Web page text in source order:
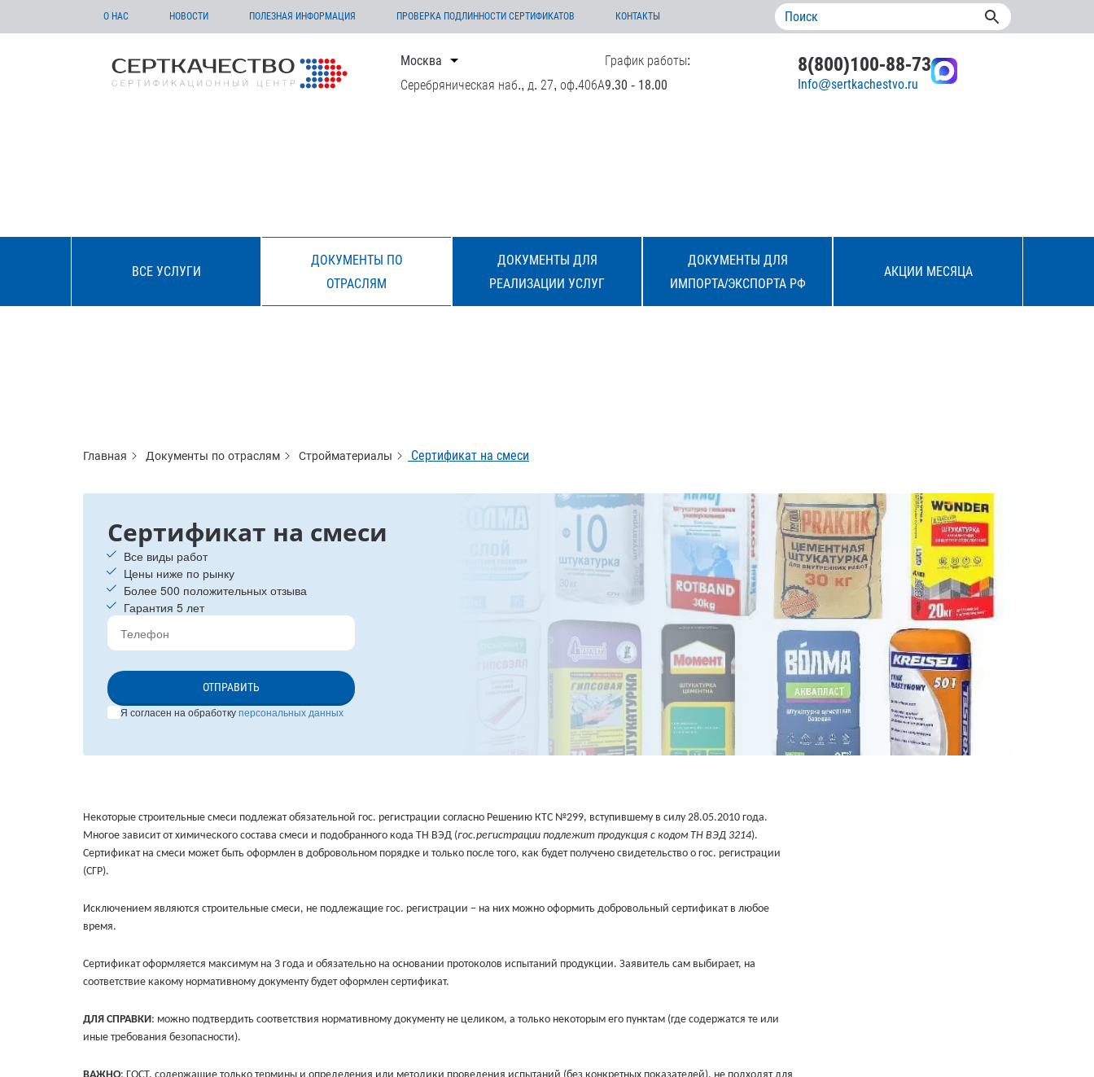
О НАС НОВОСТИ ПОЛЕЗНАЯ ИНФОРМАЦИЯ ПРОВЕРКА ПОДЛИННОСТИ СЕРТИФИКАТОВ КОНТАКТЫ
Москва
Серебряническая наб., д. 27, оф.406А
График работы:
9.30 - 18.00
8(800)100-88-73
Info@sertkachestvo.ru
ВСЕ УСЛУГИ
ДОКУМЕНТЫ ПО
ОТРАСЛЯМ
ДОКУМЕНТЫ ДЛЯ
РЕАЛИЗАЦИИ УСЛУГ
ДОКУМЕНТЫ ДЛЯ
ИМПОРТА/ЭКСПОРТА РФ
АКЦИИ МЕСЯЦА
Главная Документы по отраслям Стройматериалы Сертификат на смеси
Сертификат на смеси
Все виды работ
Цены ниже по рынку
Более 500 положительных отзыва
Гарантия 5 лет
ОТПРАВИТЬ
Я согласен на обработкуперсональных данных
Некоторые строительные смеси подлежат обязательной гос. регистрации согласно Решению КТС №299, вступившему в силу 28.05.2010 года.
Многое зависит от химического состава смеси и подобранного кода ТН ВЭД (гос.регистрации подлежит продукция с кодом ТН ВЭД 3214).
Сертификат на смеси может быть оформлен в добровольном порядке и только после того, как будет получено свидетельство о гос. регистрации
(СГР).
Исключением являются строительные смеси, не подлежащие гос. регистрации – на них можно оформить добровольный сертификат в любое
время.
Сертификат оформляется максимум на 3 года и обязательно на основании протоколов испытаний продукции. Заявитель сам выбирает, на
соответствие какому нормативному документу будет оформлен сертификат.
ДЛЯ СПРАВКИ: можно подтвердить соответствия нормативному документу не целиком, а только некоторым его пунктам (где содержатся те или
иные требования безопасности).